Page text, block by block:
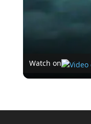
Watch on